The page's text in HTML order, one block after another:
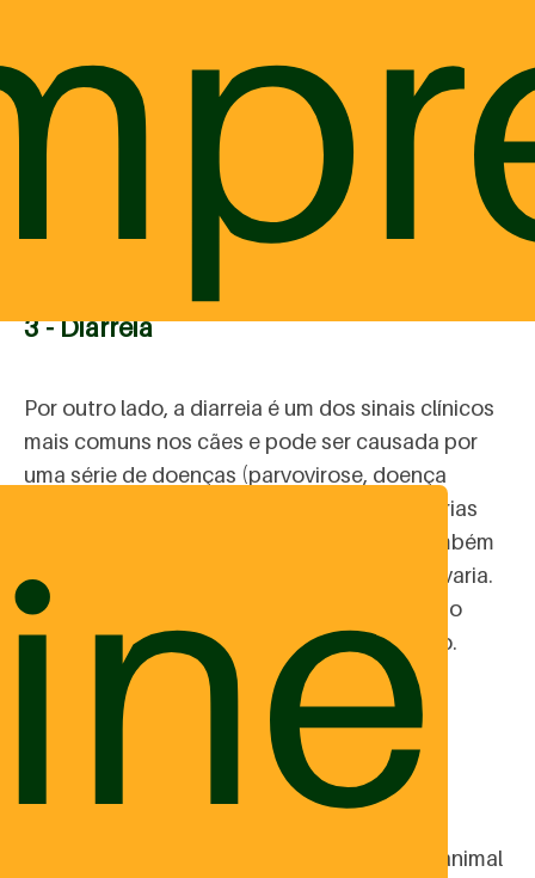
matéria mineral, que ressecam as fezes, ou devido
à desidratação do cão. A falta de água impede a
formação adequada das fezes, por isso, a
ingestão de água é um dos fatores que pode
ajudar o animal a melhorar.
3 - Diarreia
Por outro lado, a diarreia é um dos sinais clínicos
mais comuns nos cães e pode ser causada por
uma série de doenças (parvovirose, doença
inflamatória intestinal, verminoses, entre várias
outras). A troca repentina de alimentos também
pode gerar esse sintoma e seu tratamento varia.
Em casos de diarreias persistentes, é preciso
buscar orientação de um médico veterinário.
4 - Vomitar após comer
regurgitação. Uma das causas é quando o animal